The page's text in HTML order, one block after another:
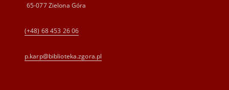
65-077 Zielona Góra
(+48) 68 453 26 06
p.karp@biblioteka.zgora.pl